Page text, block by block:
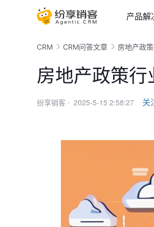
产品解
CRM CRM问答文章 房地产政
房地产政策
纷享销客 · 2025-5-15 2:58:27 关